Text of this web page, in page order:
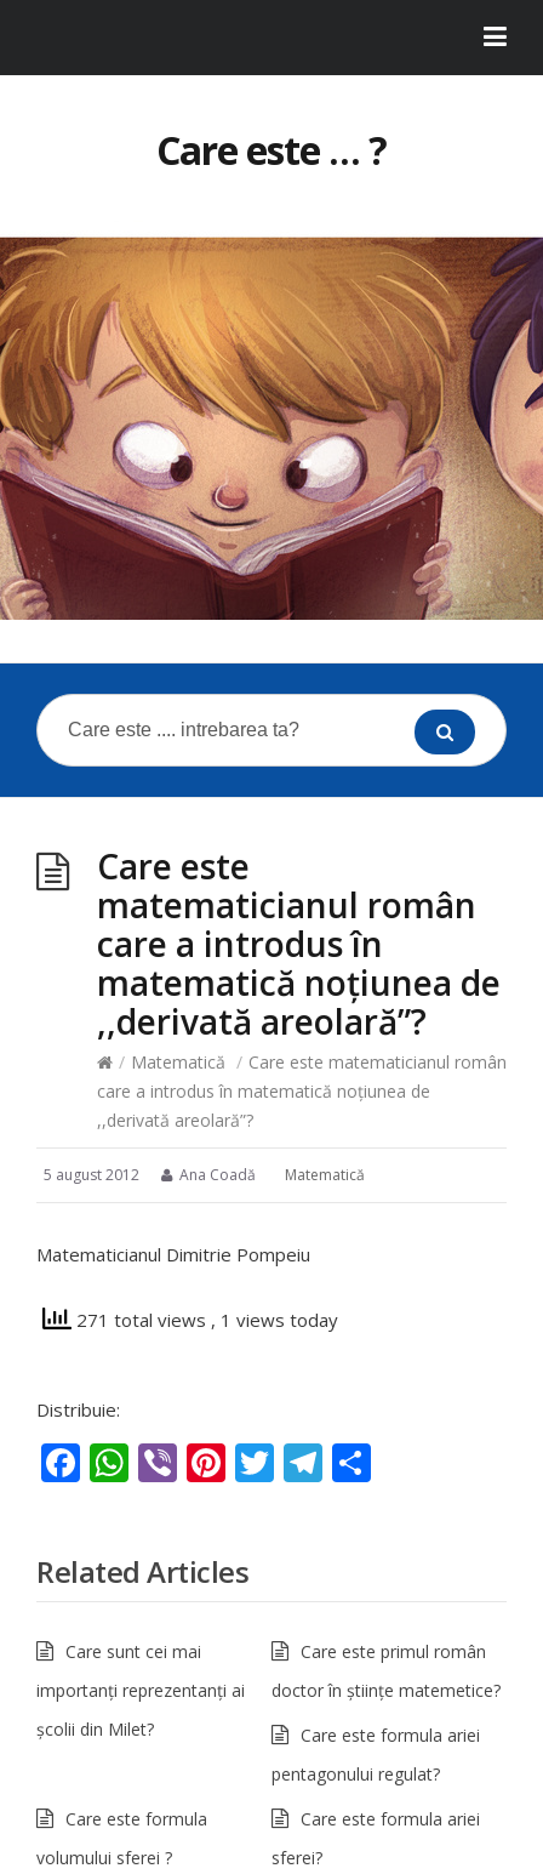
Care este … ?
Care este
matematicianul român
care a introdus în
matematică noțiunea de
,,derivată areolară”?
/ Matematică / Care este matematicianul român
care a introdus în matematică noțiunea de
,,derivată areolară”?
5 august 2012 Ana Coadă Matematică
Matematicianul Dimitrie Pompeiu
271 total views , 1 views today
Distribuie:
Facebook
WhatsApp
ViberPinterest
TwitterTelegram
Related Articles
Care sunt cei mai
importanţi reprezentanţi ai
şcolii din Milet?
Care este primul român
doctor în ştiinţe matemetice?
Care este formula ariei
pentagonului regulat?
Care este formula
volumului sferei ?
Care este formula ariei
sferei?